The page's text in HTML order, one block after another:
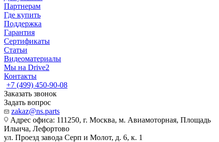
Партнерам
Где купить
Поддержка
Гарантия
Сертификаты
Статьи
Видеоматериалы
Мы на Drive2
Контакты
+7 (499) 450-90-08
Заказать звонок
Задать вопрос
zakaz@ns.parts
Адрес офиса: 111250, г. Москва, м. Авиамоторная, Площадь
Ильича, Лефортово
ул. Проезд завода Серп и Молот, д. 6, к. 1